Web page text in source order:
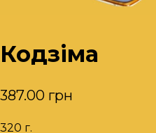
Кодзіма
387.00 грн
320 г.